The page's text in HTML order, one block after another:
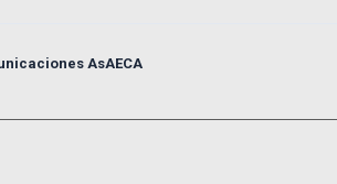
AsAECA